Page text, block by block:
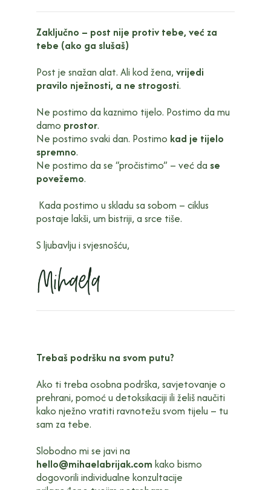
Zaključno – post nije protiv tebe, već za
tebe (ako ga slušaš)
Post je snažan alat. Ali kod žena, vrijedi
pravilo nježnosti, a ne strogosti.
Ne postimo da kaznimo tijelo. Postimo da mu
damo prostor.
Ne postimo svaki dan. Postimo kad je tijelo
spremno.
Ne postimo da se “pročistimo” – već da se
povežemo.
Kada postimo u skladu sa sobom – ciklus
postaje lakši, um bistriji, a srce tiše.
S ljubavlju i svjesnošću,
Trebaš podršku na svom putu?
Ako ti treba osobna podrška, savjetovanje o
prehrani, pomoć u detoksikaciji ili želiš naučiti
kako nježno vratiti ravnotežu svom tijelu – tu
sam za tebe.
Slobodno mi se javi na
hello@mihaelabrijak.com kako bismo
dogovorili individualne konzultacije